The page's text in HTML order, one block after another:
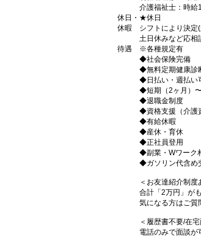
介護福祉士：時給
休日・
休暇
★休日
シフトにより決定
土日休みなど応相
待遇
※各種規定有
◆社会保険完備
◆無料定期健康診
◆日払い・週払い
◆短期（2ヶ月）
◆退職金制度
◆資格支援（介護
◆有給休暇
◆産休・育休
◆正社員登用
◆副業・Wワーク
◆ガソリン代含め
＜お友達紹介制度
合計「2万円」が
気になる方はご質
＜履歴書不要/在宅
電話のみで面談が